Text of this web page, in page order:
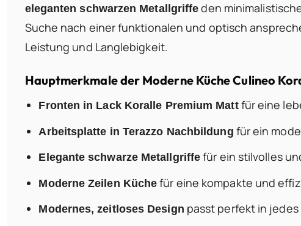
eleganten schwarzen Metallgriffe den
Suche nach einer funktionalen und optisch
Leistung und Langlebigkeit.
Hauptmerkmale der Moderne Küche Culineo
Fronten in Lack Koralle Premium Mattfür eine
Arbeitsplatte in Terazzo Nachbildung für ein
Elegante schwarze Metallgriffe für ein stilvolles
Moderne Zeilen Küche für eine kompakte und
Modernes, zeitloses Design passt perfekt in